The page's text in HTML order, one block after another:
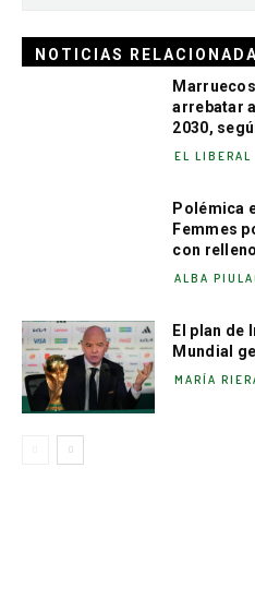
NOTICIAS
arrebatar
2030,
EL LIBERAL
Polémica
Femmes
con relleno
ALBA
El plan de
Mundial
MARÍA